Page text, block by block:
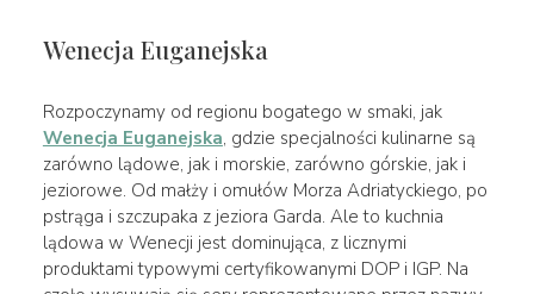
Wenecja Euganejska
Rozpoczynamy od regionu bogatego w smaki, jak
Wenecja Euganejska, gdzie specjalności kulinarne są
zarówno lądowe, jak i morskie, zarówno górskie, jak i
jeziorowe. Od małży i omułów Morza Adriatyckiego, po
pstrąga i szczupaka z jeziora Garda. Ale to kuchnia
lądowa w Wenecji jest dominująca, z licznymi
produktami typowymi certyfikowanymi DOP i IGP. Na